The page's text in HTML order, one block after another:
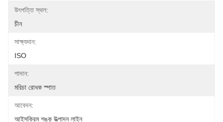
উৎপত্তি স্থল:
চীন
সাক্ষ্যদান:
ISO
পাদান:
মরিচা রোধক স্পাত
আবেদন:
আইসক্রিম শঙ্কু উত্পাদন লাইন